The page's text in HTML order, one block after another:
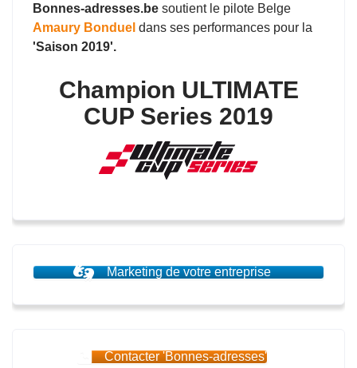
Bonnes-adresses.be soutient le pilote Belge
Amaury Bonduel dans ses performances pour la
'Saison 2019'.
Champion ULTIMATE
CUP Series 2019
Marketing de votre entreprise
Contacter 'Bonnes-adresses'